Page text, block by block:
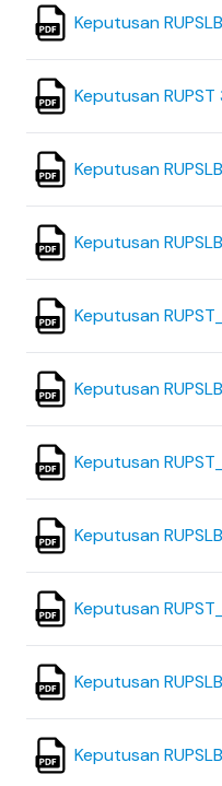
Keputusan
Keputusan RUPST
Keputusan
Keputusan
Keputusan
Keputusan
Keputusan
Keputusan
Keputusan
Keputusan
Keputusan